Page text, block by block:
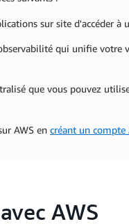
sur site d'accéder
qui unifie votre
que vous pouvez
AWS en créant un compte
AWS